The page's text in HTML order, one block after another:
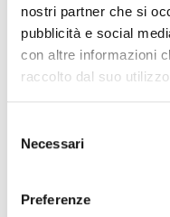
nostri partner che si
pubblicità e social
con altre informazioni
raccolto dal suo
delNecessari
Preferenze
BASE FINISH: